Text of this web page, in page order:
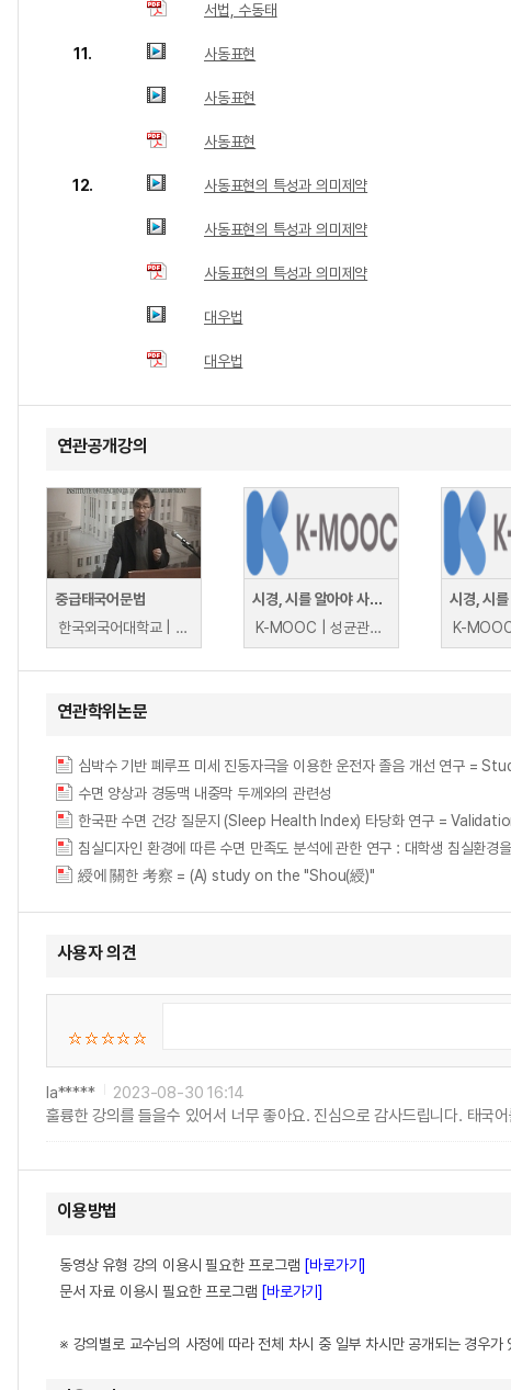
서법, 수동태
11. 사동표현
사동표현
사동표현
12. 사동표현의 특성과 의미제약
사동표현의 특성과 의미제약
사동표현의 특성과 의미제약
대우법
대우법
연관공개강의
중급태국어문법
한국외국어대학교 | 정환승
시경, 시를 알아야 사람노릇 할 수 있다
K-MOOC | 성균관대학교 조민환
연관학위논문
심박수 기반 폐루프 미세 진동자극을 이용한 운전자 졸음 개선
수면 양상과 경동맥 내중막 두께와의 관련성
한국판 수면 건강 질문지 (Sleep Health Index) 타당화 연구 =
침실디자인 환경에 따른 수면 만족도 분석에 관한 연구 : 대학생 침실
綬에 關한 考察 = (A) study on the "Shou(綬)"
사용자 의견
la*****
2023-08-30 16:14
훌륭한 강의를 들을수 있어서 너무 좋아요. 진심으로 감사드립니다. 태국
이용방법
동영상 유형 강의 이용시 필요한 프로그램 [바로가기]
문서 자료 이용시 필요한 프로그램 [바로가기]
※ 강의별로 교수님의 사정에 따라 전체 차시 중 일부 차시만 공개되는 경우가